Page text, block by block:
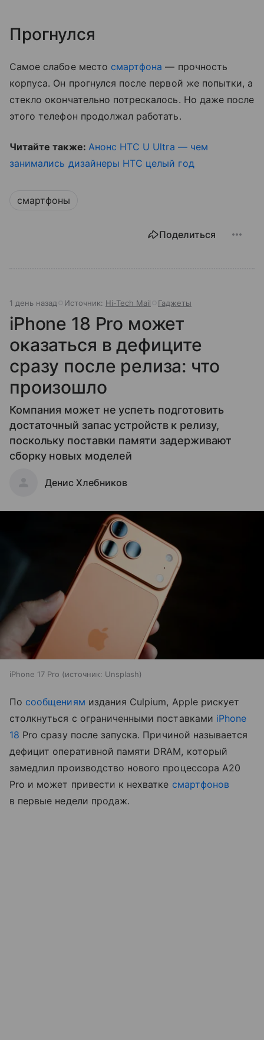
Прогнулся
Самое слабое место смартфона — прочность
корпуса. Он прогнулся после первой же попытки, а
стекло окончательно потрескалось. Но даже после
этого телефон продолжал работать.
Читайте также: Анонс HTC U Ultra — чем
занимались дизайнеры HTC целый год
смартфоны
Поделиться
1 день назад Источник: Hi-Tech Mail Гаджеты
iPhone 18 Pro может
оказаться в дефиците
сразу после релиза: что
произошло
Компания может не успеть подготовить
достаточный запас устройств к релизу,
поскольку поставки памяти задерживают
сборку новых моделей
Денис Хлебников
iPhone 17 Pro источник: Unsplash
По сообщениям издания Culpium, Apple рискует
столкнуться с ограниченными поставками iPhone
18 Pro сразу после запуска. Причиной называется
дефицит оперативной памяти DRAM, который
замедлил производство нового процессора A20
Pro и может привести к нехватке смартфонов
в первые недели продаж.